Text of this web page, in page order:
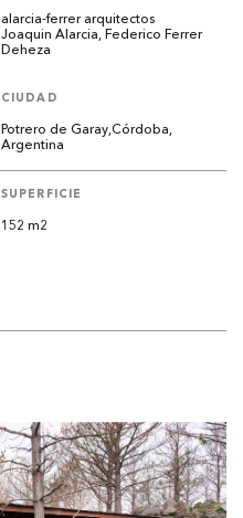
alarcia-ferrer arquitectos
Joaquin Alarcia, Federico Ferrer
Deheza
CIUDAD
Potrero de Garay,Córdoba,
Argentina
SUPERFICIE
152 m2